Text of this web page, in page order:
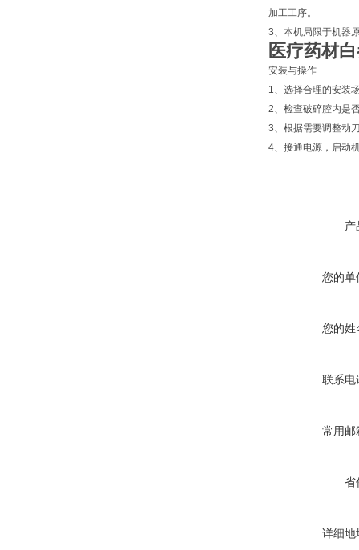
加工工序。
3、本机局限于机器
医疗药材
安装与操作
1、选择合理的安装
2、检查破碎腔内是
3、根据需要调整动
4、接通电源，启动
产
您的单
您的姓
联系电
常用邮
省
详细地